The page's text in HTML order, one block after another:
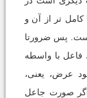
تر از آن و
پس ضرورتا
فاعل با واسطه
عرض، یعنى،
صورت جاعل